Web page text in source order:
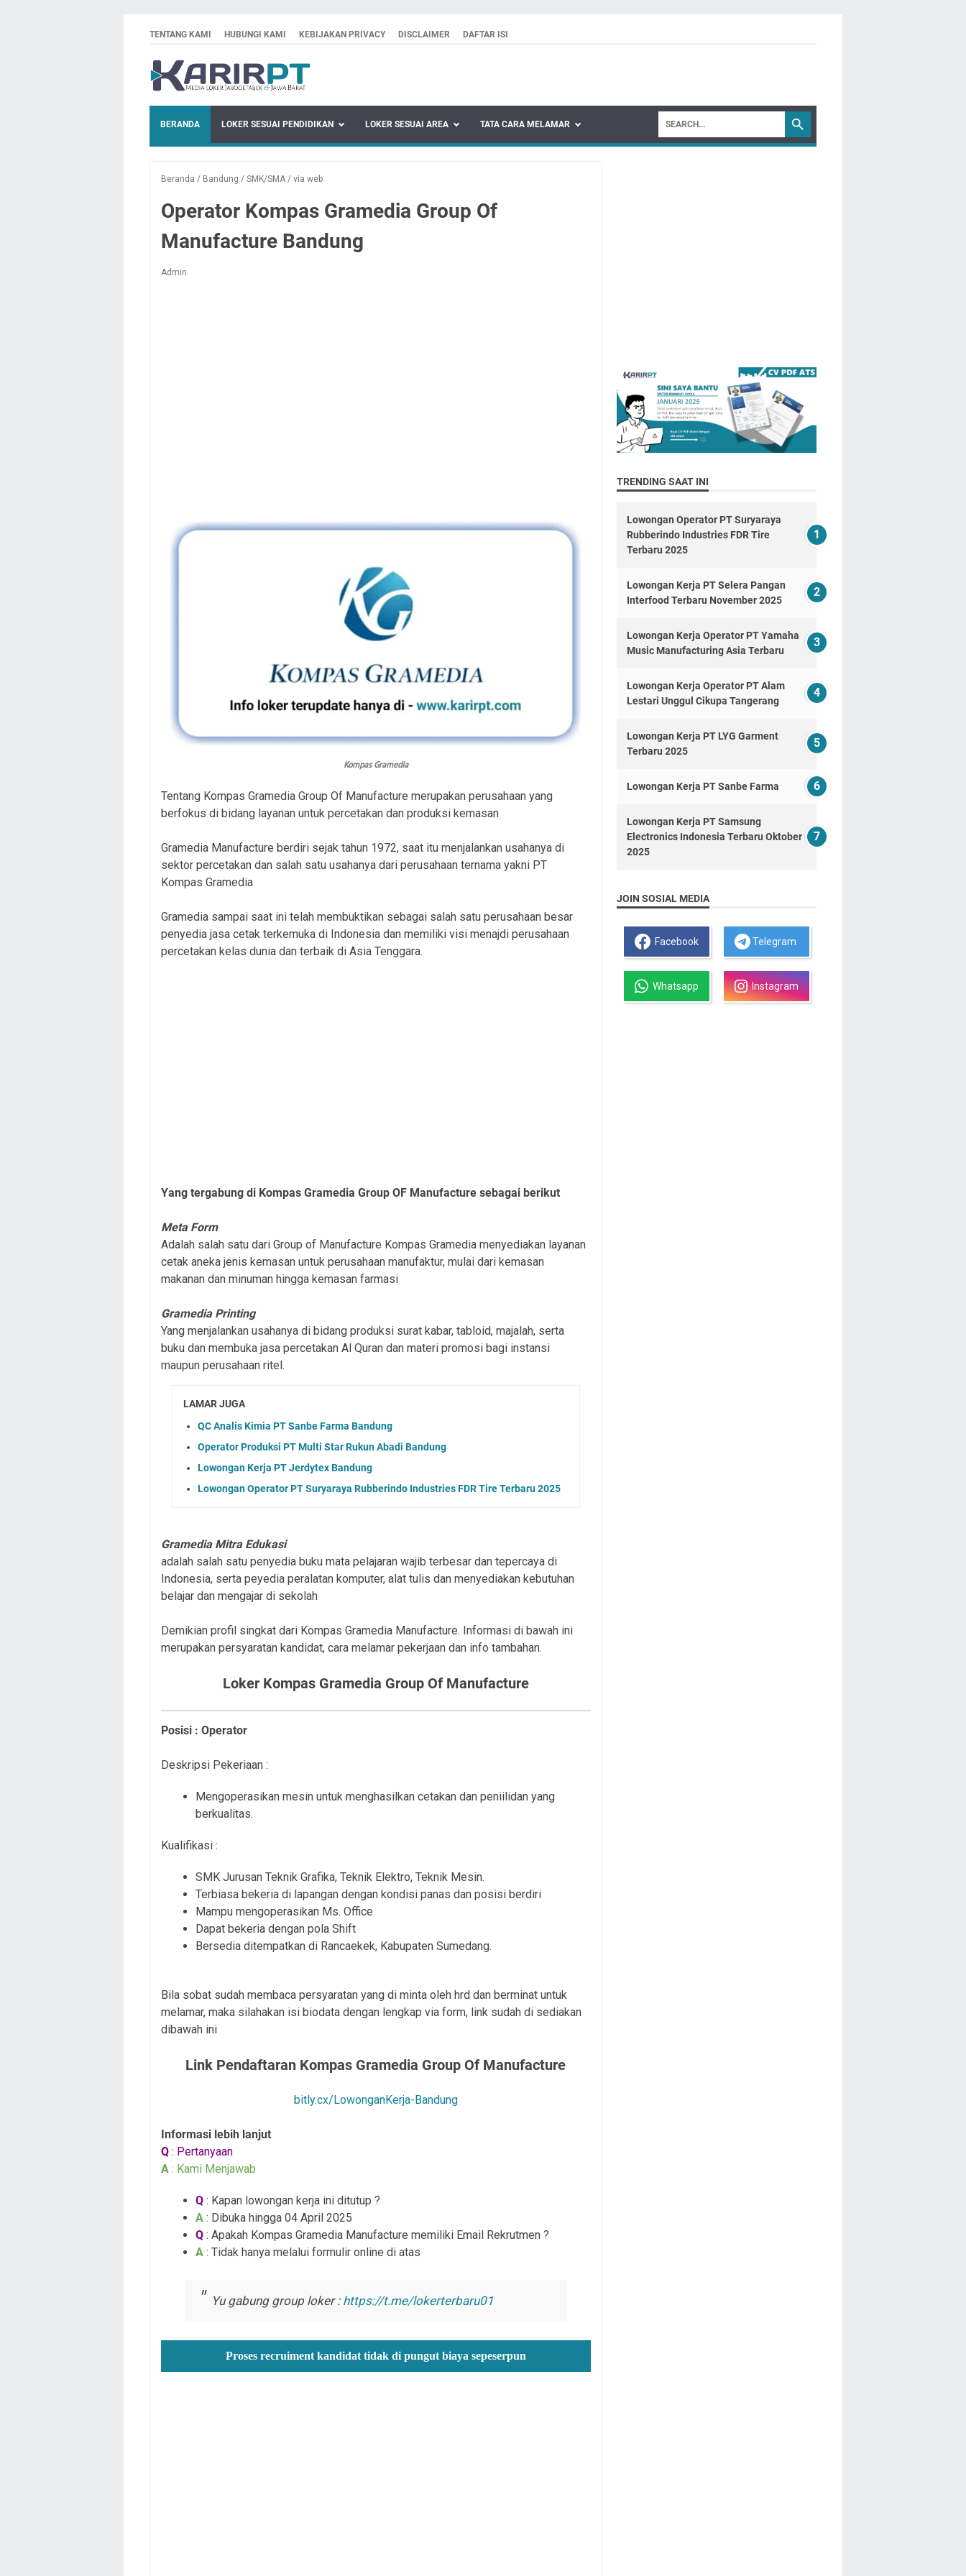
TENTANG KAMI HUBUNGI KAMI KEBIJAKAN PRIVACY DISCLAIMER DAFTAR ISI
BERANDA LOKER SESUAI PENDIDIKAN LOKER SESUAI AREA TATA CARA MELAMAR
Beranda / Bandung / SMK/SMA / via web
Operator Kompas Gramedia Group Of
Manufacture Bandung
Admin
Kompas Gramedia
Tentang Kompas Gramedia Group Of Manufacture merupakan perusahaan yang
berfokus di bidang layanan untuk percetakan dan produksi kemasan
Gramedia Manufacture berdiri sejak tahun 1972, saat itu menjalankan usahanya di
sektor percetakan dan salah satu usahanya dari perusahaan ternama yakni PT
Kompas Gramedia
Gramedia sampai saat ini telah membuktikan sebagai salah satu perusahaan besar
penyedia jasa cetak terkemuka di Indonesia dan memiliki visi menajdi perusahaan
percetakan kelas dunia dan terbaik di Asia Tenggara.
Yang tergabung di Kompas Gramedia Group OF Manufacture sebagai berikut
Meta Form
Adalah salah satu dari Group of Manufacture Kompas Gramedia menyediakan layanan
cetak aneka jenis kemasan untuk perusahaan manufaktur, mulai dari kemasan
makanan dan minuman hingga kemasan farmasi
Gramedia Printing
Yang menjalankan usahanya di bidang produksi surat kabar, tabloid, majalah, serta
buku dan membuka jasa percetakan Al Quran dan materi promosi bagi instansi
maupun perusahaan ritel.
LAMAR JUGA
QC Analis Kimia PT Sanbe Farma Bandung
Operator Produksi PT Multi Star Rukun Abadi Bandung
Lowongan Kerja PT Jerdytex Bandung
Lowongan Operator PT Suryaraya Rubberindo Industries FDR Tire Terbaru 2025
Gramedia Mitra Edukasi
adalah salah satu penyedia buku mata pelajaran wajib terbesar dan tepercaya di
Indonesia, serta peyedia peralatan komputer, alat tulis dan menyediakan kebutuhan
belajar dan mengajar di sekolah
Demikian profil singkat dari Kompas Gramedia Manufacture. Informasi di bawah ini
merupakan persyaratan kandidat, cara melamar pekerjaan dan info tambahan.
Loker Kompas Gramedia Group Of Manufacture
Posisi : Operator
Deskripsi Pekeriaan :
Mengoperasikan mesin untuk menghasilkan cetakan dan peniilidan yang
berkualitas.
Kualifikasi :
SMK Jurusan Teknik Grafika, Teknik Elektro, Teknik Mesin.
Terbiasa bekeria di lapangan dengan kondisi panas dan posisi berdiri
Mampu mengoperasikan Ms. Office
Dapat bekeria dengan pola Shift
Bersedia ditempatkan di Rancaekek, Kabupaten Sumedang.
Bila sobat sudah membaca persyaratan yang di minta oleh hrd dan berminat untuk
melamar, maka silahakan isi biodata dengan lengkap via form, link sudah di sediakan
dibawah ini
Link Pendaftaran Kompas Gramedia Group Of Manufacture
bitly.cx/LowonganKerja-Bandung
Informasi lebih lanjut
Q : Pertanyaan
A : Kami Menjawab
Q : Kapan lowongan kerja ini ditutup ?
A : Dibuka hingga 04 April 2025
Q : Apakah Kompas Gramedia Manufacture memiliki Email Rekrutmen ?
A : Tidak hanya melalui formulir online di atas
Yu gabung group loker : https://t.me/lokerterbaru01
Proses recruiment kandidat tidak di pungut biaya sepeserpun
TRENDING SAAT INI
Lowongan Operator PT Suryaraya
Rubberindo Industries FDR Tire
Terbaru 2025
Lowongan Kerja PT Selera Pangan
Interfood Terbaru November 2025
Lowongan Kerja Operator PT Yamaha
Music Manufacturing Asia Terbaru
Lowongan Kerja Operator PT Alam
Lestari Unggul Cikupa Tangerang
Lowongan Kerja PT LYG Garment
Terbaru 2025
Lowongan Kerja PT Sanbe Farma
Lowongan Kerja PT Samsung
Electronics Indonesia Terbaru Oktober
2025
JOIN SOSIAL MEDIA
Facebook Telegram
Whatsapp Instagram